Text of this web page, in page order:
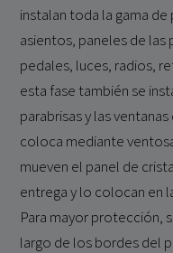
instalan toda la gama
asientos, paneles de
pedales, luces, radios,
esta fase también se
parabrisas y las
coloca mediante
mueven el panel de
entrega y lo colocan en
Para mayor protección,
largo de los bordes del